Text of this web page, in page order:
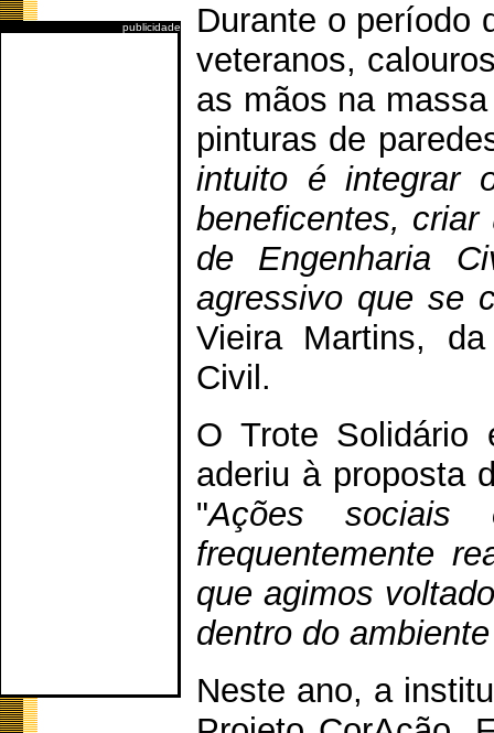
publicidade
Durante o período
veteranos,
as mãos na
pinturas de
intuito é integrar
beneficentes,
de Engenharia
agressivo que se
Vieira Martins,
Civil.
O Trote Solidário
aderiu à proposta
"Ações sociais
frequentemente
que agimos
dentro do
Neste ano, a